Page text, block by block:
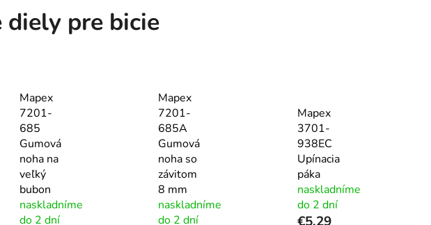
pre bicie
Mapex
7201-
685
Gumová
noha na
veľký
bubon
naskladníme
do 2 dní
Mapex
7201-
685A
Gumová
noha so
závitom
8 mm
naskladníme
do 2 dní
Mapex
3701-
938EC
Upínacia
páka
naskladníme
do 2 dní
€5,29